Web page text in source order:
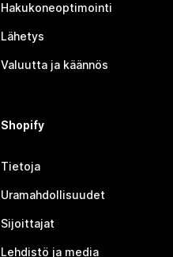
Hakukoneoptimointi
Lähetys
Valuutta ja käännös
Shopify
Tietoja
Uramahdollisuudet
Sijoittajat
Lehdistö ja media